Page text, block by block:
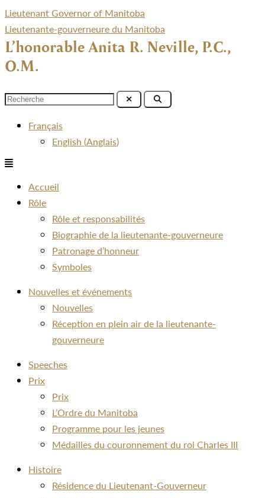
Lieutenant Governor of Manitoba
Lieutenante-gouverneure du Manitoba
L’honorable Anita R. Neville, P.C.,
O.M.
Menu
Français
English (Anglais)
Menu
Accueil
Rôle
Rôle et responsabilités
Biographie de la lieutenante-gouverneure
Patronage d’honneur
Symboles
Nouvelles et événements
Nouvelles
Réception en plein air de la lieutenante-
gouverneure
Speeches
Prix
Prix
L’Ordre du Manitoba
Programme pour les jeunes
Médailles du couronnement du roi Charles III
Histoire
Résidence du Lieutenant-Gouverneur